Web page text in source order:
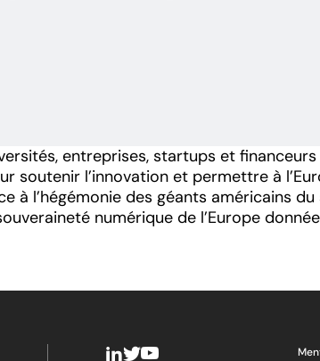
entreprises, startups et financeurs
soutenir l’innovation et permettre à
l’hégémonie des géants américains
numérique de l’Europe